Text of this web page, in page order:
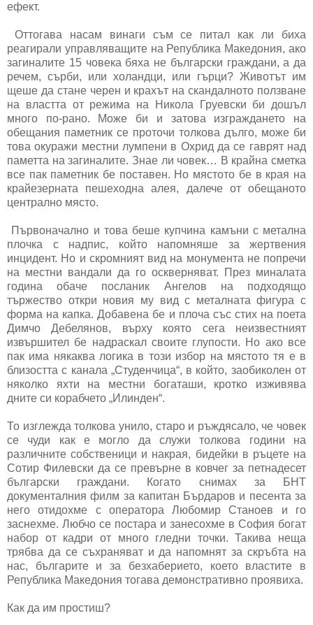
ефект.
Оттогава насам винаги съм се питал как ли биха
реагирали управляващите на Република Македония, ако
загиналите 15 човека бяха не български граждани, а да
речем, сърби, или холандци, или гърци? Животът им
щеше да стане черен и крахът на скандалното ползване
на властта от режима на Никола Груевски би дошъл
много по-рано. Може би и затова изграждането на
обещания паметник се проточи толкова дълго, може би
това окуражи местни лумпени в Охрид да се гаврят над
паметта на загиналите. Знае ли човек… В крайна сметка
все пак паметник бе поставен. Но мястото бе в края на
крайезерната пешеходна алея, далече от обещаното
централно място.
Първоначално и това беше купчина камъни с метална
плочка с надпис, който напомняше за жертвения
инцидент. Но и скромният вид на монумента не попречи
на местни вандали да го оскверняват. През миналата
година обаче посланик Ангелов на подходящо
тържество откри новия му вид с металната фигура с
форма на капка. Добавена бе и плоча със стих на поета
Димчо Дебелянов, върху която сега неизвестният
извършител бе надраскал своите глупости. Но ако все
пак има някаква логика в този избор на мястото тя е в
близостта с канала „Студенчица“, в който, заобиколен от
няколко яхти на местни богаташи, кротко изживява
дните си корабчето „Илинден“.
То изглежда толкова унило, старо и ръждясало, че човек
се чуди как е могло да служи толкова години на
различните собственици и накрая, бидейки в ръцете на
Сотир Филевски да се превърне в ковчег за петнадесет
български граждани. Когато снимах за БНТ
документалния филм за капитан Бърдаров и песента за
него отидохме с оператора Любомир Станоев и го
заснехме. Любчо се постара и занесохме в София богат
набор от кадри от много гледни точки. Такива неща
трябва да се съхраняват и да напомнят за скръбта на
нас, българите и за безхаберието, което властите в
Република Македония тогава демонстративно проявиха.
Как да им простиш?